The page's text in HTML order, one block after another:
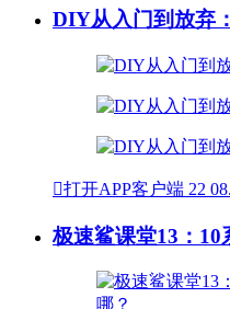
DIY从入门到放弃
打开APP客户端 22
极速鲨课堂13：10